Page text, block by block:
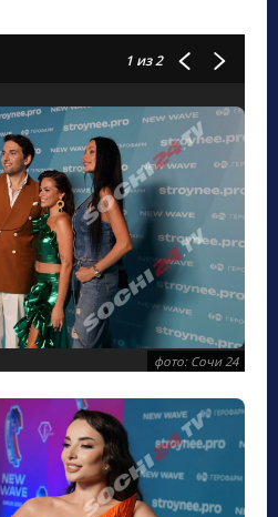
1 из 2
фото: Сочи 24